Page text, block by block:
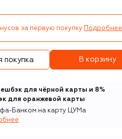
за первую покупку Подробнее
покупка В корзину
для чёрной карты и 8%
для оранжевой карты
Банком на карту ЦУМа